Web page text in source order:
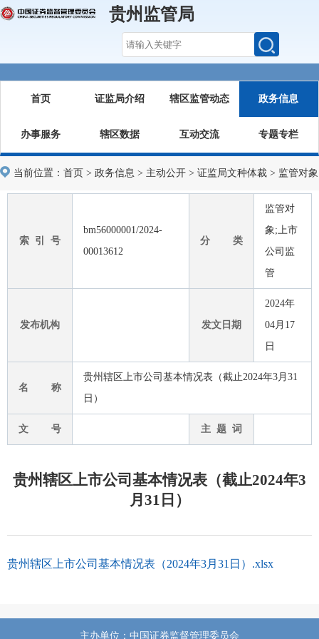
贵州监管局
首页 证监局介绍 辖区监管动态 政务信息
办事服务 辖区数据 互动交流 专题专栏
当前位置： 首页 > 政务信息 > 主动公开 > 证监局文种体裁 > 监管对象
索 引 号
bm56000001/2024-
00013612
分 类
监管对
象;上市
公司监
管
发布机构 发文日期
2024年
04月17
日
名 称
贵州辖区上市公司基本情况表（截止2024年3月31
日）
文 号 主 题 词
贵州辖区上市公司基本情况表（截止2024年3
月31日）
贵州辖区上市公司基本情况表（2024年3月31日）.xlsx
主办单位：中国证券监督管理委员会